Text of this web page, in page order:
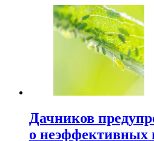
Дачников
о неэффективных